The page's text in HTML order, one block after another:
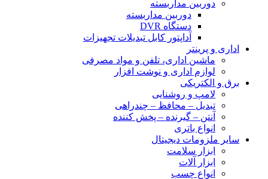
دوربین مداربسته
دوربین مداربسته
دستگاه DVR
آداپتور کابل تبدیلات تجهیزات
اداری و پرینتر
ماشین اداری، تلفن و مواد مصرفی
لوازم اداری و نوشت افزار
برق و الکتریکی
لامپ و روشنایی
تبدیل – محافظ – چندراهی
آنتن – گیرنده – پخش کننده
انواع باتری
سایر ملزومات دیجیتال
ابزار سلامت
ابزار آلات
انواع چسب